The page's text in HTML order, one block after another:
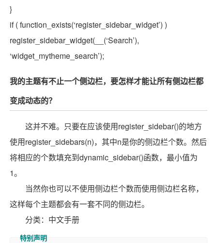
}
if ( function_exists(‘register_sidebar_widget’) )
register_sidebar_widget(__(‘Search’),
‘widget_mytheme_search’);
我的主题有不止一个侧边栏，要怎样才能让所有侧边栏都
变成动态的？
这并不难。只要在应该使用register_sidebar()的地方
使用register_sidebars(n)，其中n是你的侧边栏个数。然后
将相应的个数填充到dynamic_sidebar()函数，最小值为
1。
当然你也可以不使用侧边栏个数而使用侧边栏名称，
这样每个主题都会有一套不同的侧边栏。
分类：中文手册